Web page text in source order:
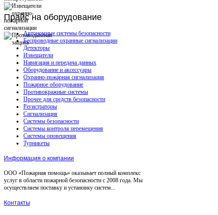
Прайсна оборудование
Автономные системы безопасности
Беспроводные охранные сигнализации
Детекторы
Извещатели
Навигация и передача данных
Оборудование и аксессуары
Охранно-пожарная сигнализация
Пожарное оборудование
Противокражные системы
Прочее для средств безопасности
Регистраторы
Сигнализация
Системы безопасности
Системы контроля перемещения
Системы оповещения
Турникеты
Информация о компании
ООО «Пожарная помощь» оказывает полный комплекс
услуг в области пожарной безопасности с 2008 года. Мы
осуществляем поставку и установку систем...
Контакты